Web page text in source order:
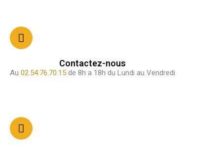
Contactez-nous
Au 02.54.76.70.15 de 8h a 18h du Lundi au Vendredi